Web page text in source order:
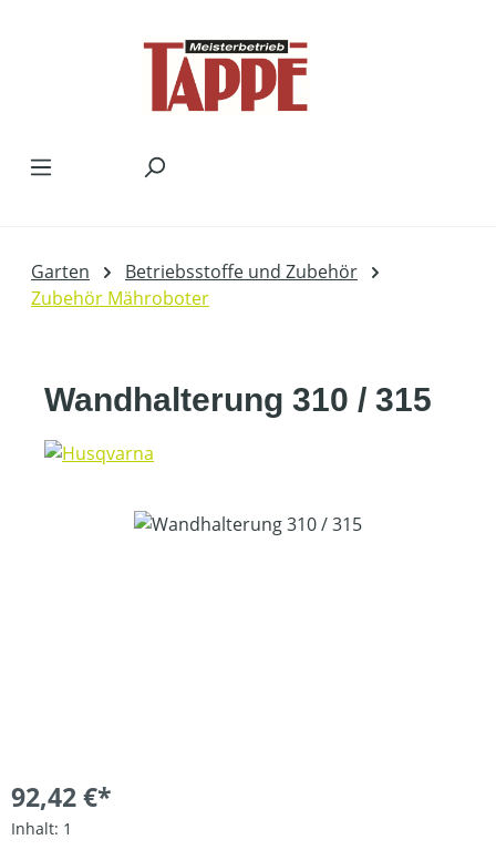
Garten
Betriebsstoffe und Zubehör
Zubehör Mähroboter
Wandhalterung 310 / 315
Bildergalerie überspringen
92,42 €*
Inhalt: 1